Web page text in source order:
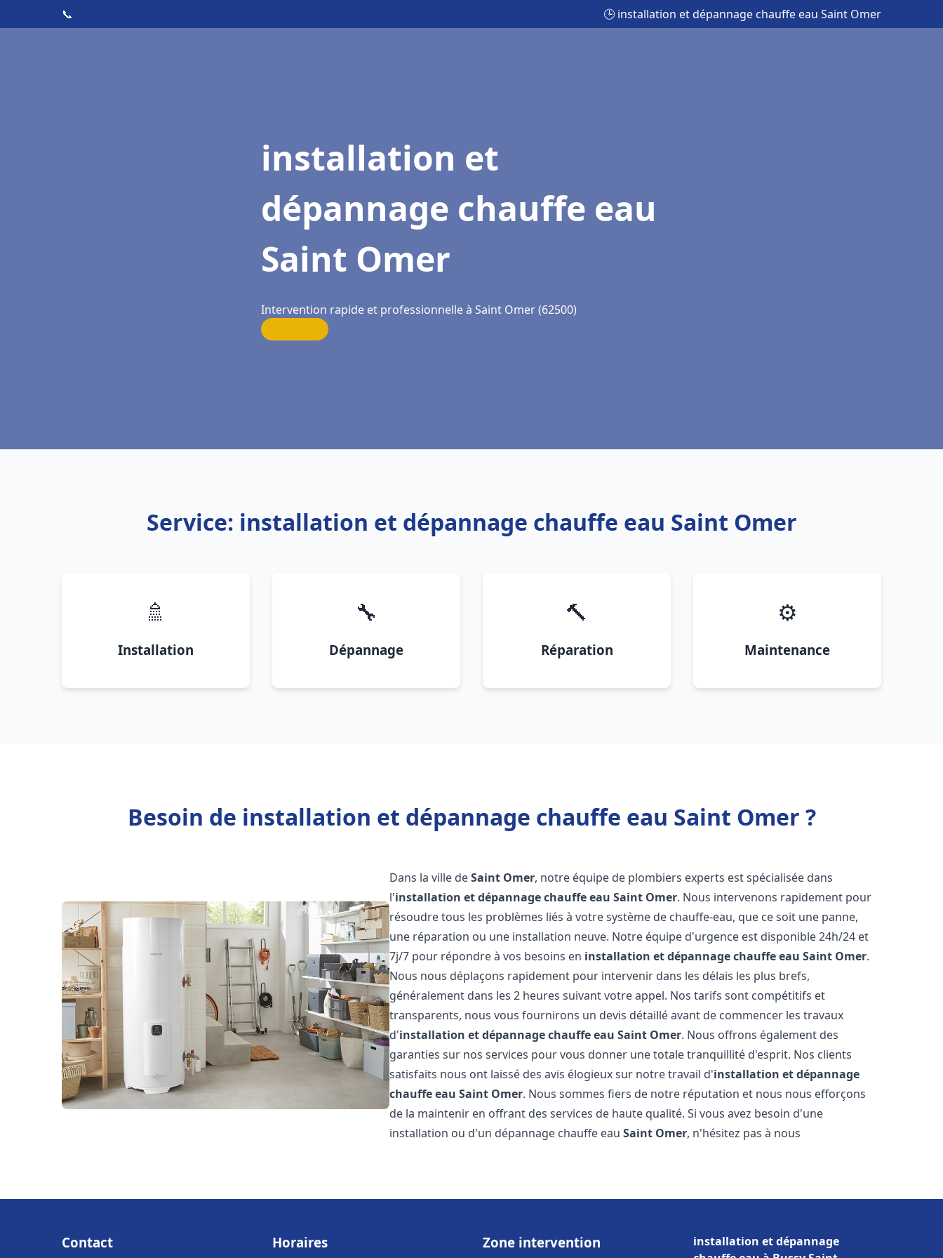
📞 🕒 installation et dépannage chauffe eau Saint Omer
installation et
dépannage chauffe eau
Saint Omer
Intervention rapide et professionnelle à Saint Omer (62500)
Service: installation et dépannage chauffe eau Saint Omer
🚿
Installation
🔧
Dépannage
🔨
Réparation
⚙️
Maintenance
Besoin de installation et dépannage chauffe eau Saint Omer ?
Dans la ville deSaint Omer, notre équipe de plombiers experts est spécialisée dans
l'installation et dépannage chauffe eau Saint Omer. Nous intervenons rapidement pour
résoudre tous les problèmes liés à votre système de chauffe-eau, que ce soit une panne,
une réparation ou une installation neuve. Notre équipe d'urgence est disponible 24h/24 et
7j/7 pour répondre à vos besoins en installation et dépannage chauffe eau Saint Omer.
Nous nous déplaçons rapidement pour intervenir dans les délais les plus brefs,
généralement dans les 2 heures suivant votre appel. Nos tarifs sont compétitifs et
transparents, nous vous fournirons un devis détaillé avant de commencer les travaux
d'installation et dépannage chauffe eau Saint Omer. Nous offrons également des
garanties sur nos services pour vous donner une totale tranquillité d'esprit. Nos clients
satisfaits nous ont laissé des avis élogieux sur notre travail d'installation et dépannage
chauffe eau Saint Omer. Nous sommes fiers de notre réputation et nous nous efforçons
de la maintenir en offrant des services de haute qualité. Si vous avez besoin d'une
installation ou d'un dépannage chauffe eauSaint Omer, n'hésitez pas à nous
Contact Horaires Zone intervention
installation et dépannage